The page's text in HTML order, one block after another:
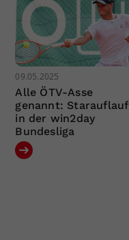
09.05.2025
Alle ÖTV-Asse
genannt: Starauflauf
in der win2day
Bundesliga